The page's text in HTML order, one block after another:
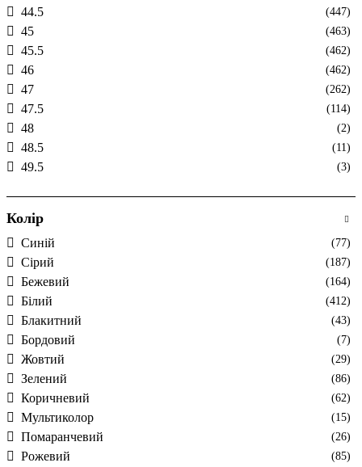
44.5 (447)
45 (463)
45.5 (462)
46 (462)
47 (262)
47.5 (114)
48 (2)
48.5 (11)
49.5 (3)
Колір
Cиній (77)
Cірий (187)
Бежевий (164)
Білий (412)
Блакитний (43)
Бордовий (7)
Жовтий (29)
Зелений (86)
Коричневий (62)
Мультиколор (15)
Помаранчевий (26)
Рожевий (85)